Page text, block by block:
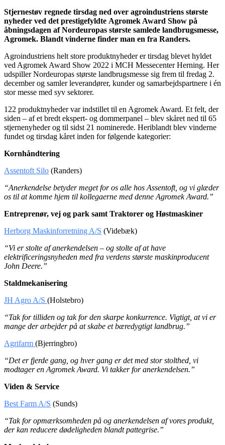
Stjernestøv regnede tirsdag ned over agroindustriens største
nyheder ved det prestigefyldte Agromek Award Show på
åbningsdagen af Nordeuropas største samlede landbrugsmesse,
Agromek. Blandt vinderne finder man en fra Randers.
Agroindustriens helt store produktnyheder er tirsdag blevet hyldet
ved Agromek Award Show 2022 i MCH Messecenter Herning. Her
udspiller Nordeuropas største landbrugsmesse sig frem til fredag 2.
december og samler leverandører, kunder og samarbejdspartnere i én
stor messe med syv sektorer.
122 produktnyheder var indstillet til en Agromek Award. Et felt, der
siden – af et bredt ekspert- og dommerpanel – blev skåret ned til 65
stjernenyheder og til sidst 21 nominerede. Heriblandt blev vinderne
fundet og tirsdag kåret inden for følgende kategorier:
Kornhåndtering
Assentoft Silo (Randers)
“Anerkendelse betyder meget for os alle hos Assentoft, og vi glæder
os til at komme hjem til kollegaerne med denne Agromek Award.”
Entreprenør, vej og park samt Traktorer og Høstmaskiner
Herborg Maskinforretning A/S (Videbæk)
“Vi er stolte af anerkendelsen – og stolte af at have
elektrificeringsnyheden med fra verdens største maskinproducent
John Deere.”
Staldmekanisering
JH Agro A/S (Holstebro)
“Tak for tilliden og tak for den skarpe konkurrence. Vigtigt, at vi er
mange der arbejder på at skabe et bæredygtigt landbrug.”
Agrifarm (Bjerringbro)
“Det er fjerde gang, og hver gang er det med stor stolthed, vi
modtager en Agromek Award. Vi takker for anerkendelsen.”
Viden & Service
Best Farm A/S (Sunds)
“Tak for opmærksomheden på og anerkendelsen af vores produkt,
der kan reducere dødeligheden blandt pattegrise.”